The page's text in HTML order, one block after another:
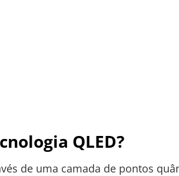
QLED?
de uma camada de pontos